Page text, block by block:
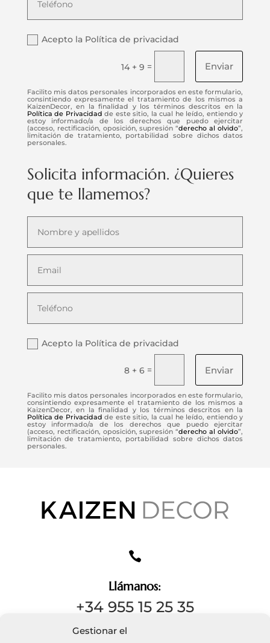
Gestionar el
Acepto la Política de privacidad
14 + 9 = Enviar
Facilito mis datos personales incorporados en este formulario,
consintiendo expresamente el tratamiento de los mismos a
KaizenDecor, en la finalidad y los términos descritos en la
Política de Privacidad de este sitio, la cual he leído, entiendo y
estoy informado/a de los derechos que puedo ejercitar
(acceso, rectificación, oposición, supresión “derecho al olvido”,
limitación de tratamiento, portabilidad sobre dichos datos
personales.
Solicita información. ¿Quieres
que te llamemos?
Acepto la Política de privacidad
8 + 6 = Enviar
Facilito mis datos personales incorporados en este formulario,
consintiendo expresamente el tratamiento de los mismos a
KaizenDecor, en la finalidad y los términos descritos en la
Política de Privacidad de este sitio, la cual he leído, entiendo y
estoy informado/a de los derechos que puedo ejercitar
(acceso, rectificación, oposición, supresión “derecho al olvido”,
limitación de tratamiento, portabilidad sobre dichos datos
personales.

Llámanos:
+34 955 15 25 35